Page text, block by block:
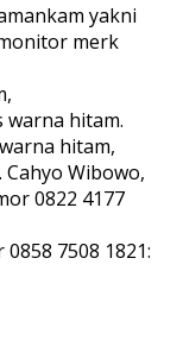
yakni
merk
warna hitam.
hitam,
Wibowo,
0822 4177
7508 1821: